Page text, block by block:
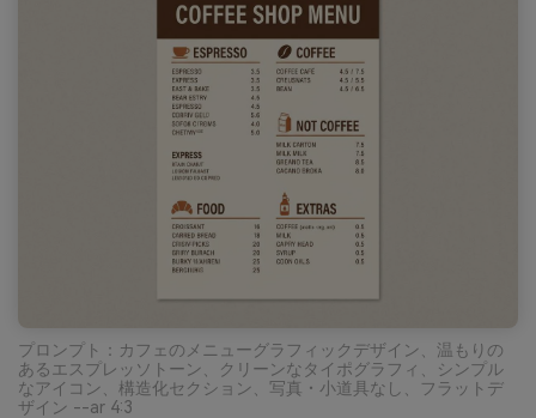
プロンプト：カフェのメニューグラフィックデザイン、温もりの
あるエスプレッソトーン、クリーンなタイポグラフィ、シンプル
なアイコン、構造化セクション、写真・小道具なし、フラットデ
ザイン --ar 4:3